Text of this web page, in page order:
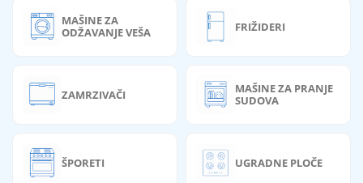
MAŠINE ZA
ODŽAVANJE VEŠA
FRIŽIDERI
ZAMRZIVAČI
MAŠINE ZA PRANJE
SUDOVA
ŠPORETI UGRADNE PLOČE